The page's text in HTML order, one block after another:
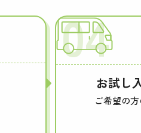
04
お試し
ご希望の